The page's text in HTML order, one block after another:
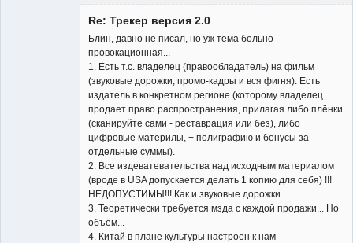
Re: Трекер версия 2.0
Блин, давно не писал, но уж тема больно
провокационная...
1. Есть т.с. владелец (правообладатель) на фильм
(звуковые дорожки, промо-кадры и вся фигня). Есть
издатель в конкретном регионе (которому владелец
продает право распространения, прилагая либо плёнки
(сканируйте сами - реставрация или без), либо
цифровые материлы, + полиграфию и бонусы за
отдельные суммы).
2. Все издеватевательства над исходным материалом
(вроде в USA допускается делать 1 копию для себя) !!!
НЕДОПУСТИМЫ!!! Как и звуковые дорожки...
3. Теоретически требуется мзда с каждой продажи... Но
объём...
4. Китай в плане культуры настроен к нам